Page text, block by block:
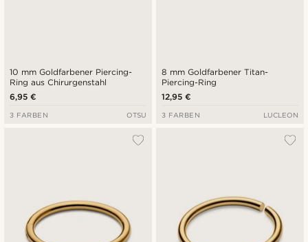
10 mm Goldfarbener Piercing-
Ring aus Chirurgenstahl
6,95 €
3 FARBEN OTSU
8 mm Goldfarbener Titan-
Piercing-Ring
12,95 €
3 FARBEN LUCLEON